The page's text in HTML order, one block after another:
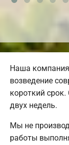
Наша
возведение
короткий
двух недель.
Мы не
работы